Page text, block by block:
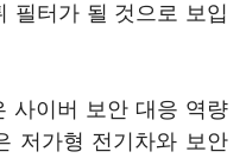
필터가 될 것으로 보입
사이버 보안 대응 역량
저가형 전기차와 보안